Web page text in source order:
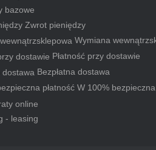
bazowe
Zwrot pieniędzy
Wymiana
Płatność przy dostawie
Bezpłatna dostawa
W 100% bezpieczna